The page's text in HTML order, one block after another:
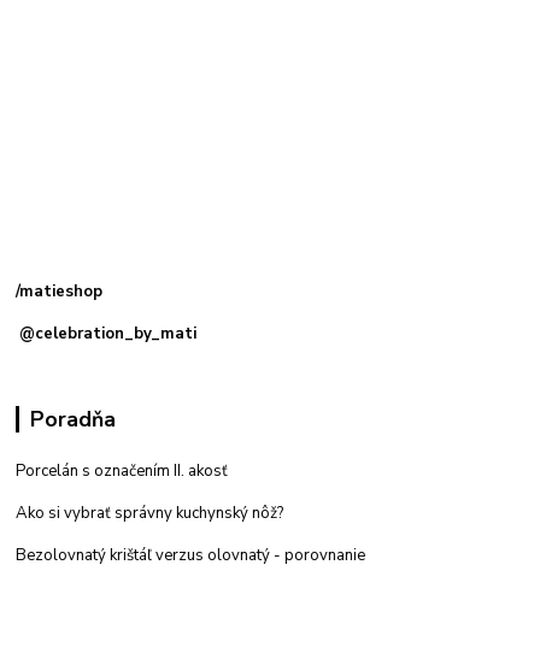
/matieshop
@celebration_by_mati
Poradňa
Porcelán s označením II. akosť
Ako si vybrať správny kuchynský nôž?
Bezolovnatý krištáľ verzus olovnatý - porovnanie